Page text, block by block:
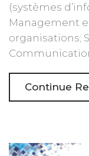
(systèmes
Management
organisations;
Continue